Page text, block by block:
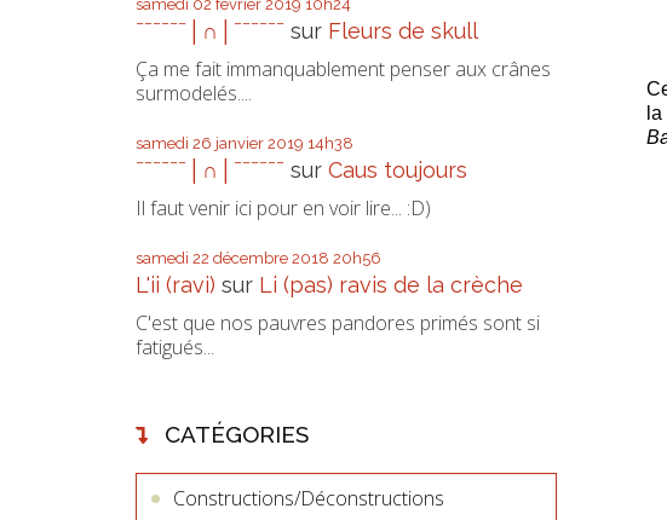
samedi 02 février 2019 10h24
ˉˉˉˉˉˉ│∩│ˉˉˉˉˉˉ sur Fleurs de skull
Ça me fait immanquablement penser aux crânes
surmodelés....
samedi 26 janvier 2019 14h38
ˉˉˉˉˉˉ│∩│ˉˉˉˉˉˉ sur Caus toujours
Il faut venir ici pour en voir lire... :D)
samedi 22 décembre 2018 20h56
L'ii (ravi) sur Li (pas) ravis de la crèche
C'est que nos pauvres pandores primés sont si
fatigués...
CATÉGORIES
Constructions/Déconstructions